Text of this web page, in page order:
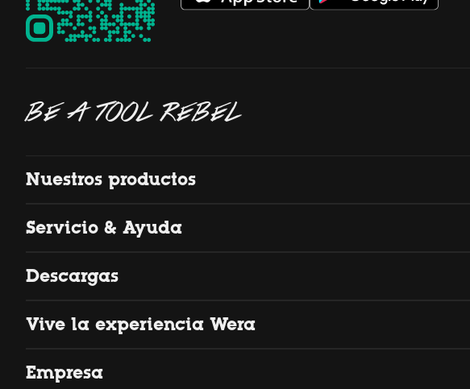
BE A TOOL REBEL
Nuestros productos
Servicio & Ayuda
Descargas
Vive la experiencia Wera
Empresa